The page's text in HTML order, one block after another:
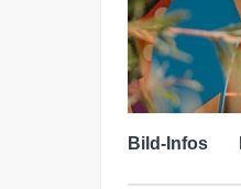
Bild-Infos